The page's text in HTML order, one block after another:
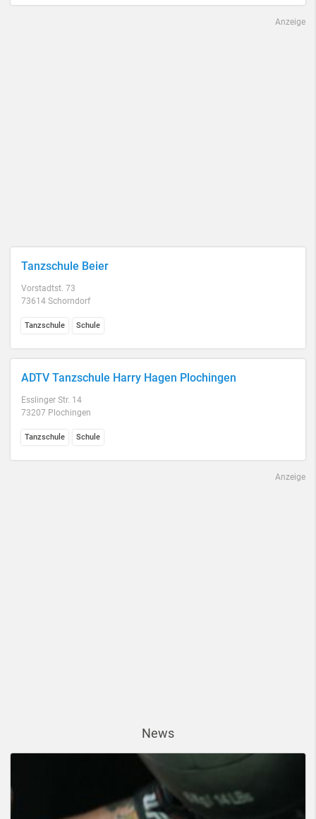
Anzeige
Tanzschule Beier
Vorstadtst. 73
73614 Schorndorf
Tanzschule Schule
ADTV Tanzschule Harry Hagen Plochingen
Esslinger Str. 14
73207 Plochingen
Tanzschule Schule
Anzeige
News